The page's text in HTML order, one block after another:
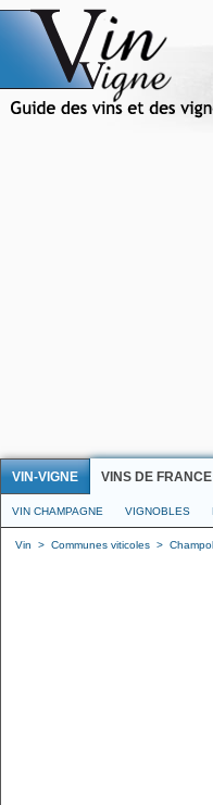
VIN-VIGNE VINS DE FRANCE
VIN CHAMPAGNE VIGNOBLES
Vin > Communes viticoles >